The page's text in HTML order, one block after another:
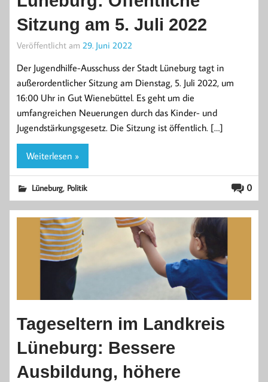
Sitzung am 5. Juli 2022
Veröffentlicht am 29. Juni 2022
Der Jugendhilfe-Ausschuss der Stadt Lüneburg tagt in
außerordentlicher Sitzung am Dienstag, 5. Juli 2022, um
16:00 Uhr in Gut Wienebüttel. Es geht um die
umfangreichen Neuerungen durch das Kinder- und
Jugendstärkungsgesetz. Die Sitzung ist öffentlich. […]
Weiterlesen »
0
Lüneburg, Politik
Tageseltern im Landkreis
Lüneburg: Bessere
Ausbildung, höhere